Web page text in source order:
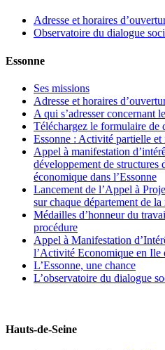
Adresse et horaires
Observatoire du dialogue
Essonne
Ses missions
Adresse et horaires
A qui s’adresser concernant
Téléchargez le formulaire de
Essonne : Activité partielle et
Appel à manifestation
développement de structures
économique dans l’Essonne
Lancement de l’Appel à
sur chaque département de
Médailles d’honneur du
procédure
Appel à Manifestation
l’Activité Economique en Ile
L’Essonne, une chance
L’observatoire du dialogue
Hauts-de-Seine